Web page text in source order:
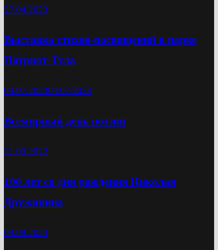
27.04.2023
Выставка стихов-посвящений в парке
Патриот-Тула
04.07.202304.07.2023
Всемирный день поэзии
21.03.2022
100 лет со дня рождения Николая
Дружинина
09.08.2024